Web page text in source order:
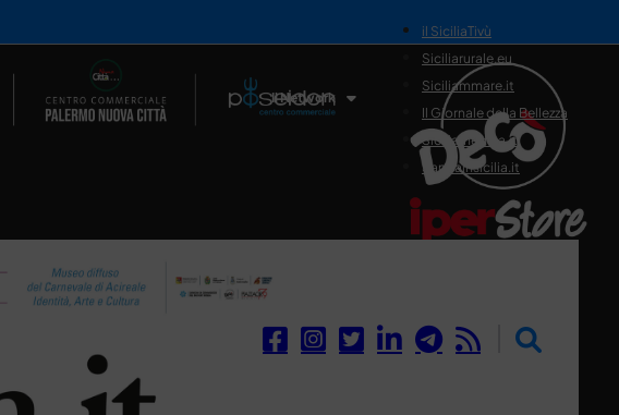
Il Network
il SiciliaTivù
Siciliarurale.eu
Siciliammare.it
Il Giornale della Bellezza
Siciliamedica.it
Sanitainsicilia.it